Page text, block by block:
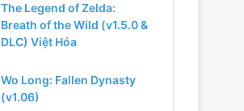
The Legend of Zelda:
Breath of the Wild (v1.5.0 &
DLC) Việt Hóa
Wo Long: Fallen Dynasty
(v1.06)